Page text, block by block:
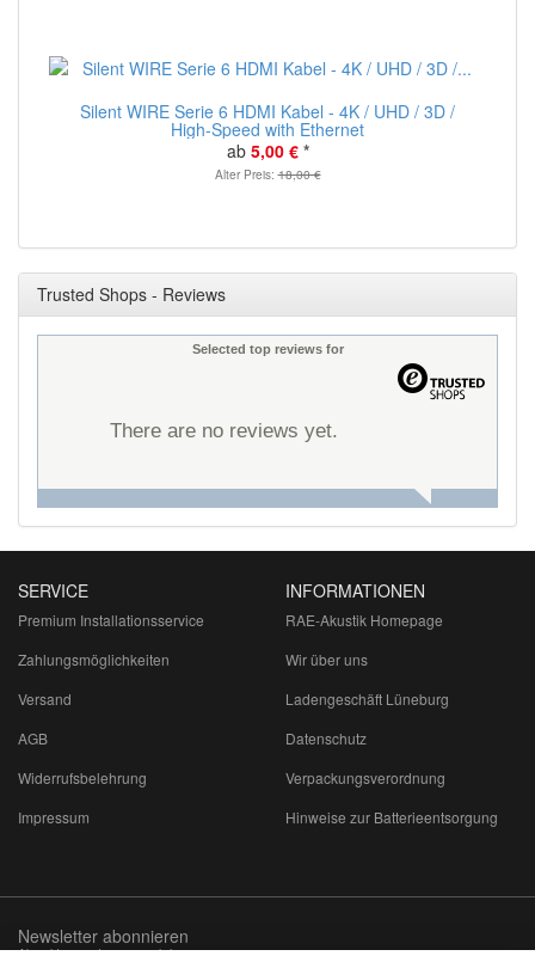
Silent WIRE Serie 6 HDMI Kabel - 4K / UHD / 3D /
High-Speed with Ethernet
ab 5,00 € *
Alter Preis:18,00 €
Trusted Shops - Reviews
Selected top reviews for
There are no reviews yet.
SERVICE
Premium Installationsservice
Zahlungsmöglichkeiten
Versand
AGB
Widerrufsbelehrung
Impressum
INFORMATIONEN
RAE-Akustik Homepage
Wir über uns
Ladengeschäft Lüneburg
Datenschutz
Verpackungsverordnung
Hinweise zur Batterieentsorgung
Newsletter abonnieren
Abmeldung jederzeit möglich